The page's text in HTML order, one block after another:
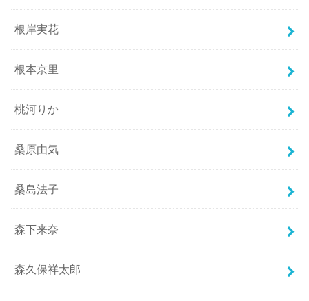
根岸実花
根本京里
桃河りか
桑原由気
桑島法子
森下来奈
森久保祥太郎